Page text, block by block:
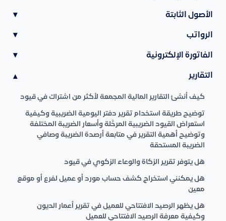
الأصول الثابتة ▾
الرواتب ▾
الفاتورة الإلكترونية ▾
التقارير ▾
كيف أنشئ التقارير المالية المجمعة لأكثر من اشتراك في قيود
توضيح طريقة استخدام تقرير دفتر اليومية الضريبية وكيفية
استعراض القيود الضريبية المرحَّلة وأسعار الضريبة المختلفة
وتوضيح أهمية التقرير في متابعة أرصدة الضريبة وصافي
الضريبة المستحقة
هل يتوفر تقرير الزكاة والوعاء الزكوي في قيود
هل يمكنني استخراج كشف حساب مورد أو عميل لفرع أو موقع
معين
هل يظهر الرصيد الافتتاحي للعميل في تقرير أعمار الديون
وكيفية معرفة الرصيد الافتتاحي للعميل